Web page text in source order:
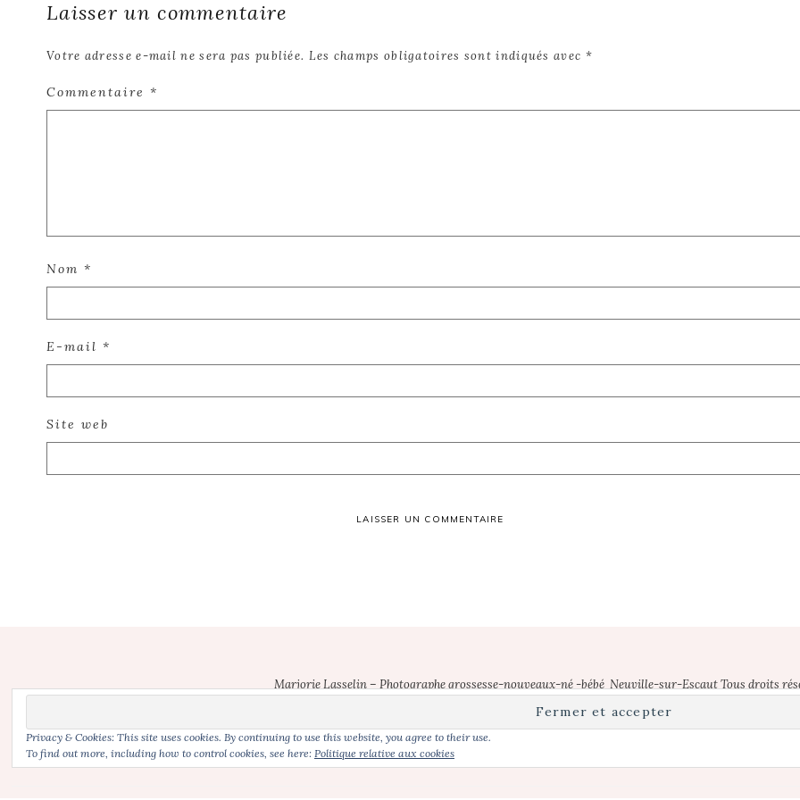
Laisser un commentaire
Votre adresse e-mail ne sera pas publiée. Les champs obligatoires sont indiqués avec *
Commentaire *
Nom *
E-mail *
Site web
Privacy & Cookies: This site uses cookies. By continuing to use this website, you agree to their use.
To find out more, including how to control cookies, see here: Politique relative aux cookies
Footer
Marjorie Lasselin – Photographe grossesse-nouveaux-né -bébé Neuville-sur-Escaut Tous droits
Valenciennes (59) | photographe nouveau-ne Valenciennes | photographe bebe Cambrai | photographe grossesse Cambrai | séance photo bebe Lille
bebe Lens | photographe maternite Lens | photographe grossesse Lens |